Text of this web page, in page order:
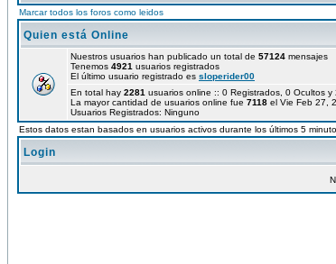
Marcar todos los foros como leidos
Quien está Online
Nuestros usuarios han publicado un total de 57124 mensajes
Tenemos 4921 usuarios registrados
El último usuario registrado es sloperider00
En total hay 2281 usuarios online :: 0 Registrados, 0 Ocultos
La mayor cantidad de usuarios online fue 7118 el Vie Feb 27,
Usuarios Registrados: Ninguno
Estos datos estan basados en usuarios activos durante los últimos 5
Login